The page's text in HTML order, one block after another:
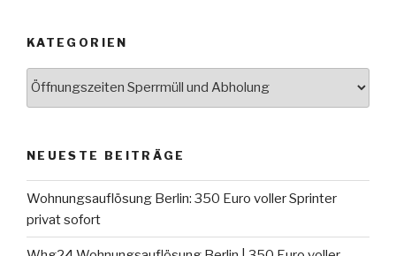
KATEGORIEN
Kategorien
NEUESTE BEITRÄGE
Wohnungsauflösung Berlin: 350 Euro voller Sprinter
privat sofort